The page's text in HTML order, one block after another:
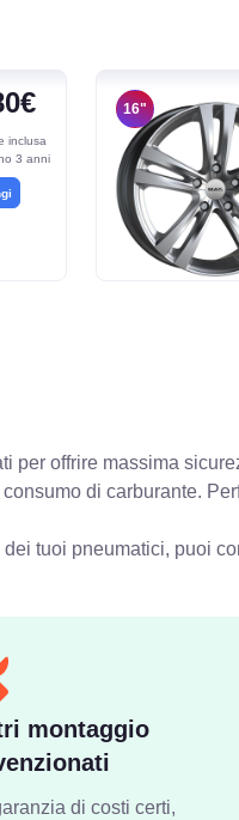
inclusa
3 anni
16"
per offrire massima
di carburante.
tuoi pneumatici, puoi
montaggio
di costi certi,